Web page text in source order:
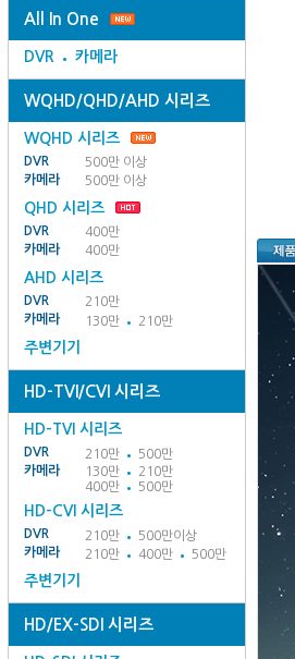
All In One
DVR 카메라
WQHD/QHD/AHD 시리즈
WQHD 시리즈
DVR
500만 이상
카메라
500만 이상
QHD 시리즈
DVR
400만
카메라
400만
AHD 시리즈
DVR
210만
카메라
130만 210만
주변기기
HD-TVI/CVI 시리즈
HD-TVI 시리즈
DVR 210만
500만
카메라
130만
210만
400만
500만
HD-CVI 시리즈
DVR 210만
500만이상
카메라
210만 400만 500만
주변기기
HD/EX-SDI 시리즈